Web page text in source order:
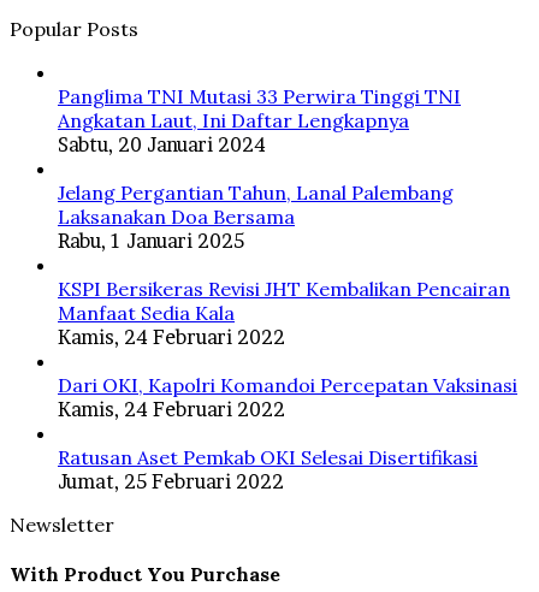
Popular Posts
Panglima TNI Mutasi 33 Perwira Tinggi TNI
Angkatan Laut, Ini Daftar Lengkapnya
Sabtu, 20 Januari 2024
Jelang Pergantian Tahun, Lanal Palembang
Laksanakan Doa Bersama
Rabu, 1 Januari 2025
KSPI Bersikeras Revisi JHT Kembalikan Pencairan
Manfaat Sedia Kala
Kamis, 24 Februari 2022
Dari OKI, Kapolri Komandoi Percepatan Vaksinasi
Kamis, 24 Februari 2022
Ratusan Aset Pemkab OKI Selesai Disertifikasi
Jumat, 25 Februari 2022
Newsletter
With Product You Purchase